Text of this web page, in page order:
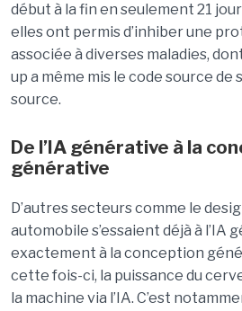
début à la fin en seulement 21
elles ont permis d’inhiber une
associée à diverses maladies,
up a même mis le code source de
source.
De l’IA générative à la
générative
D’autres secteurs comme le
automobile s’essaient déjà à l’IA
exactement à la conception
cette fois-ci, la puissance du
la machine via l’IA. C’est